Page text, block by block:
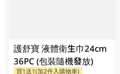
護舒寶 液體衛生巾24cm
36PC (包裝隨機發放)
買1送1(加2件入購物車)